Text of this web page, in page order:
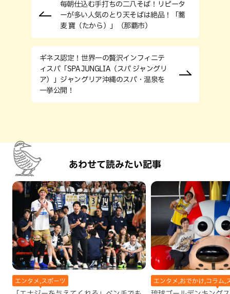
毎朝仕込む手打ちの二八そば！リピータ
ーが多い人気のとり天そばは絶品！「蕎
麦 寶（たから）」（那覇市）
ギネス認定！世界一の贅沢インフィニテ
ィスパ「SPA JUNGLIA（スパ ジャングリ
ア）」ジャングリア沖縄のスパ・温泉を
一挙公開！
あわせて読みたい記事
エンタメ,スポーツ エンタメ,おでかけ,コラム,